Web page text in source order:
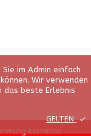
kostenlos
im Admin einfach
Wir verwenden
das beste Erlebnis
GELTEN